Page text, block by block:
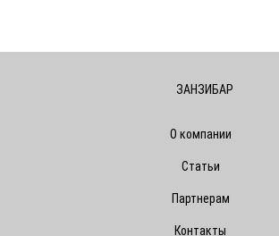
ЗАНЗИБАР
О компании
Статьи
Партнерам
Контакты